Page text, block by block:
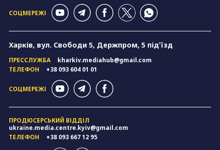
СОЦМЕРЕЖІ
Харків, вул. Свободи 5, Держпром, 5 підʼїзд
ПРЕССЛУЖБА
kharkiv.mediahub@gmail.com
ТЕЛЕФОН
+38 093 604 01 01
СОЦМЕРЕЖІ
ПРОДЮСЕРСЬКИЙ ВІДДІЛ
ukraine.media.centre.kyiv@gmail.com
ТЕЛЕФОН
+38 093 667 12 95